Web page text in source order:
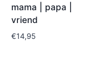
mama | papa |
vriend
€14,95